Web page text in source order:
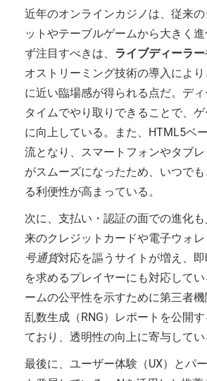
近年のオンラインカジノは、従来
ットやテーブルゲームから大きく
ず注目すべきは、 ライブディーラー
オストリーミング技術の導入によ
に近い臨場感が得られる点だ。デ
タイムでやり取りできることで、
に向上している。また、HTML5ベ
流となり、スマートフォンやタブ
がスムーズになったため、いつで
る利便性が高まっている。
次に、支払い・認証の面での進化
来のクレジットカードや電子ウォレ
号通貨対応を謳うサイトが増え、
を求めるプレイヤーにも対応して
ームの公平性を示すために第三者
乱数生成（RNG）レポートを公開
ており、透明性の向上に寄与してい
最後に、ユーザー体験（UX）とパ